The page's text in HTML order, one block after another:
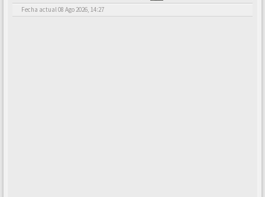
Fecha actual 08 Ago 2026, 14:27